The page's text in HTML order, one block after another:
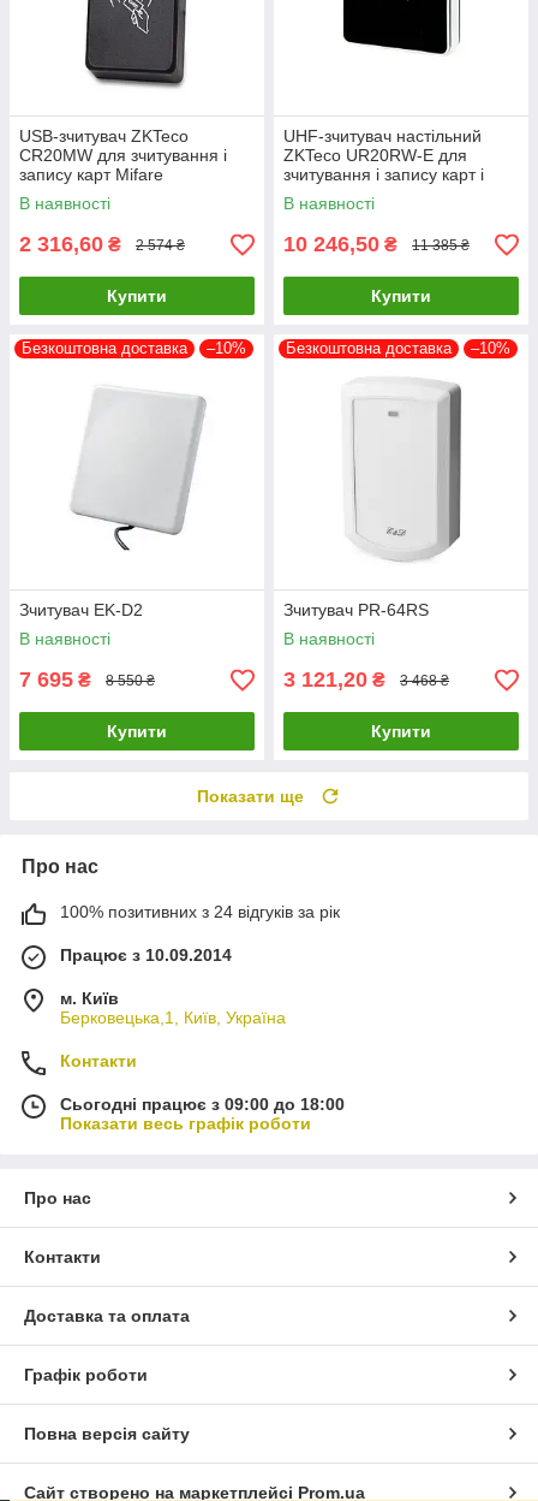
USB-зчитувач ZKTeco
CR20MW для зчитування і
запису карт Mifare
В наявності
2 316,60 ₴ 2 574 ₴
Купити
UHF-зчитувач настільний
ZKTeco UR20RW-E для
зчитування і запису карт і
міток стандарту UHF 865-868
МГц
В наявності
10 246,50 ₴ 11 385 ₴
Купити
Безкоштовна доставка –10%
Зчитувач EK-D2
В наявності
7 695 ₴ 8 550 ₴
Купити
Безкоштовна доставка –10%
Зчитувач PR-64RS
В наявності
3 121,20 ₴ 3 468 ₴
Купити
Показати ще
Про нас
100% позитивних з 24 відгуків за рік
Працює з 10.09.2014
м. Київ
Берковецька,1, Київ, Україна
Контакти
Сьогодні працює з 09:00 до 18:00
Показати весь графік роботи
Про нас
Контакти
Доставка та оплата
Графік роботи
Повна версія сайту
Сайт створено на маркетплейсі Prom.ua